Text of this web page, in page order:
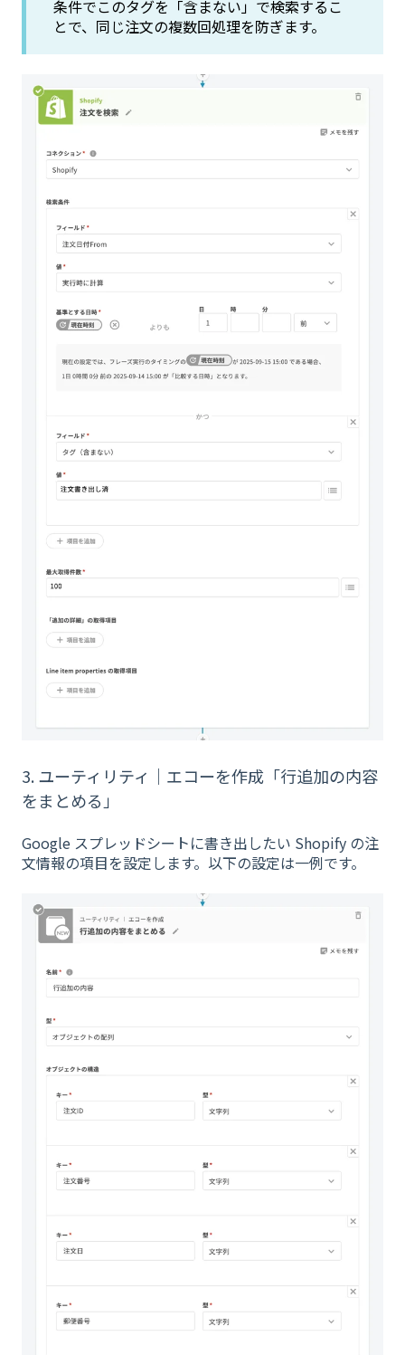
条件でこのタグを「含まない」で検索するこ
とで、同じ注文の複数回処理を防ぎます。
3. ユーティリティ｜エコーを作成「行追加の内容
をまとめる」
Google スプレッドシートに書き出したい Shopify の注
文情報の項目を設定します。以下の設定は一例です。